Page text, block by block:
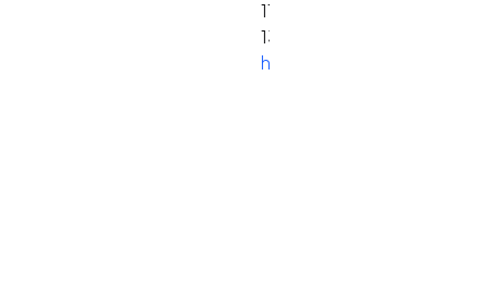
119-
135.
https://doi.org/10.1016/